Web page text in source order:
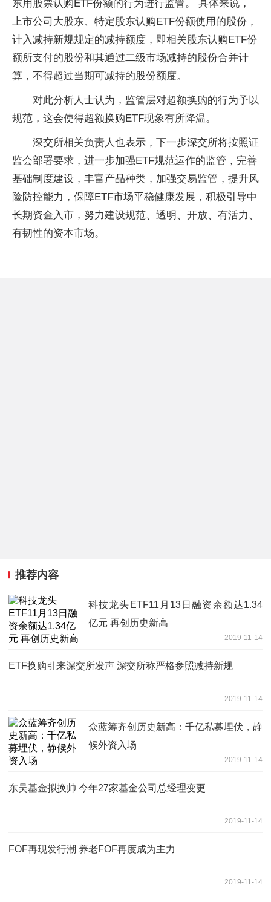
东用股票认购ETF份额的行为进行监管。 具体来说，
上市公司大股东、特定股东认购ETF份额使用的股份，
计入减持新规规定的减持额度，即相关股东认购ETF份
额所支付的股份和其通过二级市场减持的股份合并计
算，不得超过当期可减持的股份额度。
对此分析人士认为，监管层对超额换购的行为予以
规范，这会使得超额换购ETF现象有所降温。
深交所相关负责人也表示，下一步深交所将按照证
监会部署要求，进一步加强ETF规范运作的监管，完善
基础制度建设，丰富产品种类，加强交易监管，提升风
险防控能力，保障ETF市场平稳健康发展，积极引导中
长期资金入市，努力建设规范、透明、开放、有活力、
有韧性的资本市场。
推荐内容
科技龙头ETF11月13日融资余额达1.34
亿元 再创历史新高
2019-11-14
ETF换购引来深交所发声 深交所称严格参照减持新规
2019-11-14
众蓝筹齐创历史新高：千亿私募埋伏，静
候外资入场
2019-11-14
东吴基金拟换帅 今年27家基金公司总经理变更
2019-11-14
FOF再现发行潮 养老FOF再度成为主力
2019-11-14